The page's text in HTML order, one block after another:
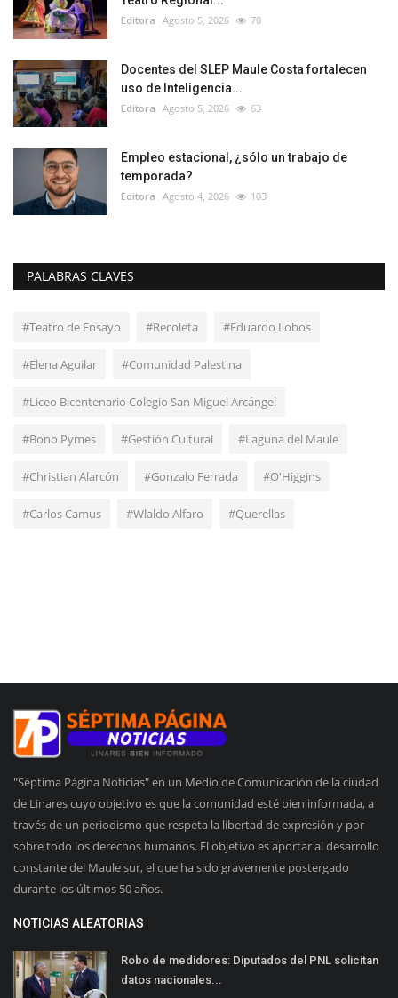
Editora Agosto 5, 2026 70
Docentes del SLEP Maule Costa fortalecen
uso de Inteligencia...
Editora Agosto 5, 2026 63
Empleo estacional, ¿sólo un trabajo de
temporada?
Editora Agosto 4, 2026 103
PALABRAS CLAVES
#Teatro de Ensayo #Recoleta #Eduardo Lobos
#Elena Aguilar #Comunidad Palestina
#Liceo Bicentenario Colegio San Miguel Arcángel
#Bono Pymes #Gestión Cultural #Laguna del Maule
#Christian Alarcón #Gonzalo Ferrada #O'Higgins
#Carlos Camus #Wlaldo Alfaro #Querellas
"Séptima Página Noticias" en un Medio de Comunicación de la ciudad
de Linares cuyo objetivo es que la comunidad esté bien informada, a
través de un periodismo que respeta la libertad de expresión y por
sobre todo los derechos humanos. El objetivo es aportar al desarrollo
constante del Maule sur, el que ha sido gravemente postergado
durante los últimos 50 años.
NOTICIAS ALEATORIAS
Robo de medidores: Diputados del PNL solicitan
datos nacionales...